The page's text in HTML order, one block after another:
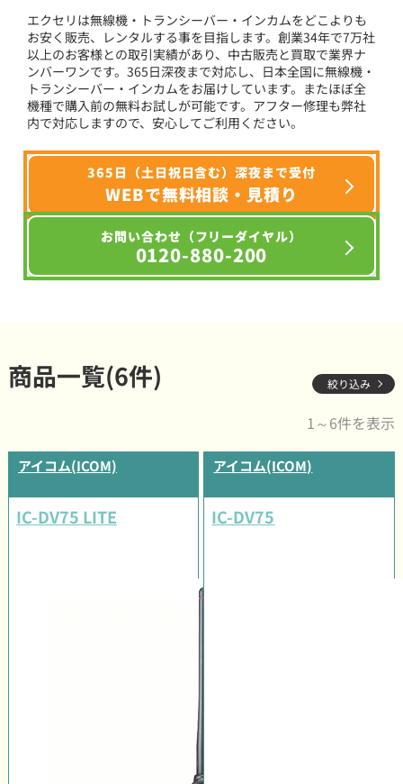
エクセリは無線機・トランシーバー・インカムをどこよりも
お安く販売、レンタルする事を目指します。創業34年で7万社
以上のお客様との取引実績があり、中古販売と買取で業界ナ
ンバーワンです。365日深夜まで対応し、日本全国に無線機・
トランシーバー・インカムをお届けしています。またほぼ全
機種で購入前の無料お試しが可能です。アフター修理も弊社
内で対応しますので、安心してご利用ください。
365日（土日祝日含む）深夜まで受付
WEBで無料相談・見積り
お問い合わせ（フリーダイヤル）
0120-880-200
商品一覧(6件) 絞り込み
1～6件を表示
アイコム(ICOM)
IC-DV75 LITE
アイコム(ICOM)
IC-DV75